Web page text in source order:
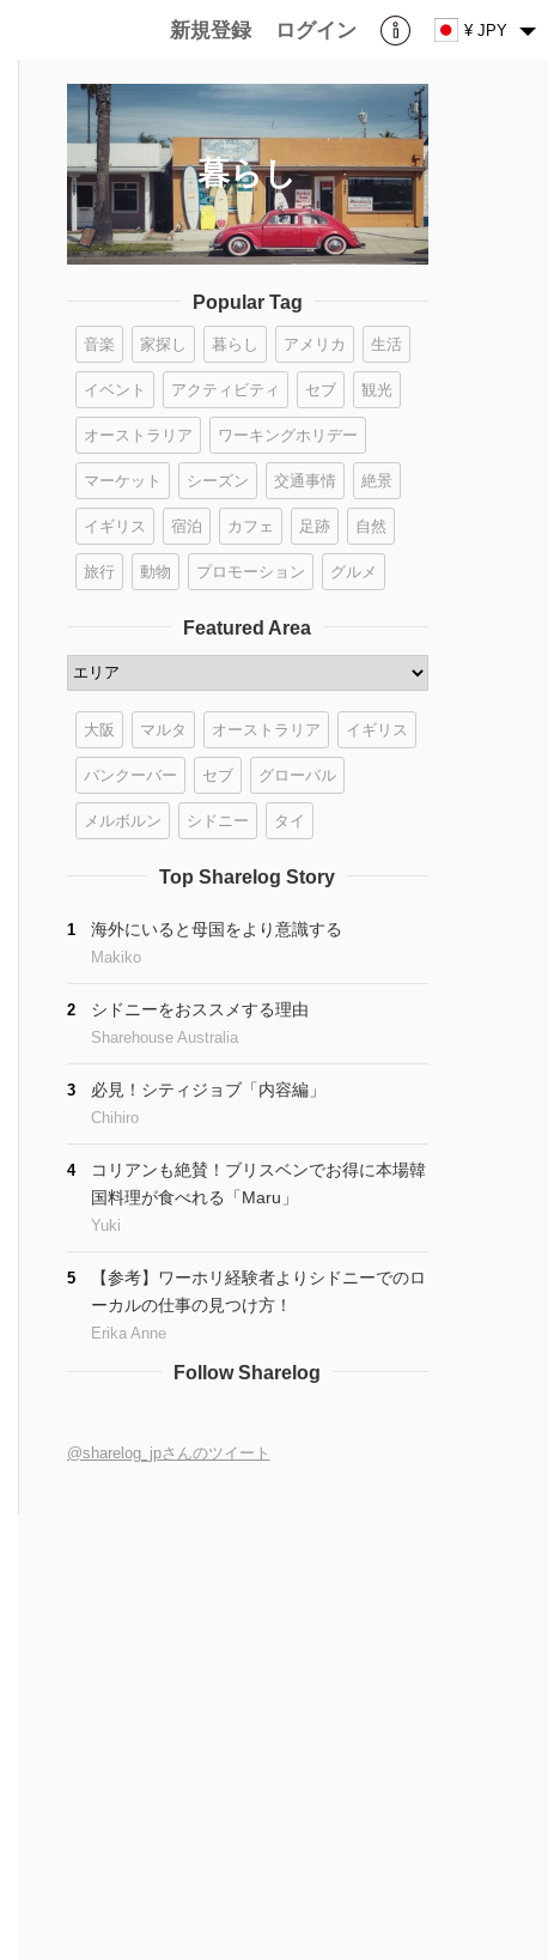
新規登録 ログイン ¥ JPY
暮らし
Popular Tag
音楽 家探し 暮らし アメリカ 生活
イベント アクティビティ セブ 観光
オーストラリア ワーキングホリデー
マーケット シーズン 交通事情 絶景
イギリス 宿泊 カフェ 足跡 自然
旅行 動物 プロモーション グルメ
Featured Area
大阪 マルタ オーストラリア イギリス
バンクーバー セブ グローバル
メルボルン シドニー タイ
Top Sharelog Story
1 海外にいると母国をより意識する
Makiko
2 シドニーをおススメする理由
Sharehouse Australia
3 必見！シティジョブ「内容編」
Chihiro
4
コリアンも絶賛！ブリスベンでお得に本場韓
国料理が食べれる「Maru」
Yuki
5
【参考】ワーホリ経験者よりシドニーでのロ
ーカルの仕事の見つけ方！
Erika Anne
Follow Sharelog
@sharelog_jpさんのツイート